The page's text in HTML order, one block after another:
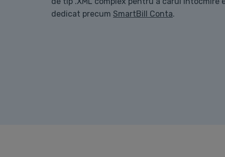
dedicat precum SmartBill Conta.